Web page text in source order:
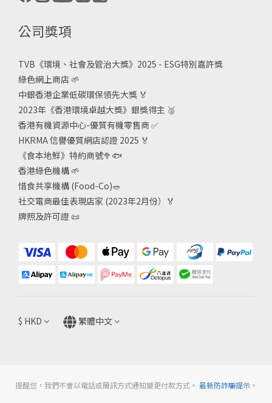
公司獎項
TVB《環境、社會及管治大獎》2025 - ESG特別嘉許獎
綠色網上商店 🌱
中銀香港企業低碳環保領先大獎 🏅
2023年《香港環境卓越大獎》銀獎得主 🥈
香港有機資源中心-優質有機零售商✅
HKRMA 信譽優質網店認證 2025 🏅
《食本地鮮》特約商號🥦🐟
香港綠色機構 🌱
惜食共享機構 (Food-Co)🥗
社交電商最佳表現店家 (2023年2月份）🏅
牌照及許可證 📜
$ HKD 繁體中文
提醒您，我們不會以電話或簡訊方式通知變更付款方式。 最新防詐騙提示。